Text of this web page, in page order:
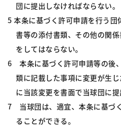
団に提出しなければならない。
5 本条に基づく許可申請を行う
書等の添付書類、その他の関
をしてはならない。
6 本条に基づく許可申請等の後
類に記載した事項に変更が生
に当該変更を書面で当球団に提
7 当球団は、適宜、本条に基づく
ることができる。